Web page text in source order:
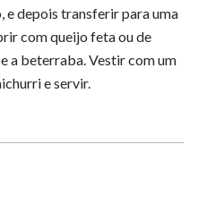
e depois transferir para uma
com queijo feta ou de
a beterraba. Vestir com um
e servir.